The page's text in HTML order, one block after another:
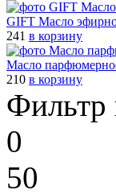
GIFT Масло
241 в корзину
Масло
210 в корзину
Фильтр
0
50